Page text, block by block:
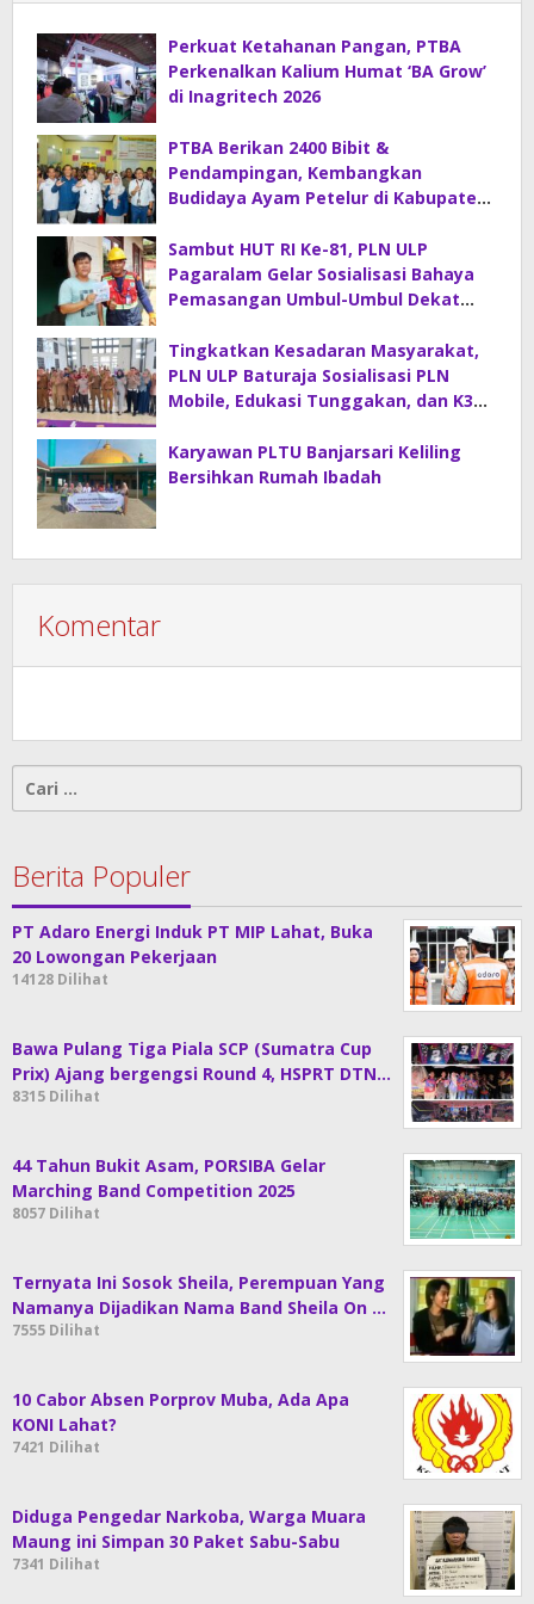
Perkuat Ketahanan Pangan, PTBA
Perkenalkan Kalium Humat ‘BA Grow’
di Inagritech 2026
PTBA Berikan 2400 Bibit &
Pendampingan, Kembangkan
Budidaya Ayam Petelur di Kabupaten
Sambut HUT RI Ke-81, PLN ULP
Pagaralam Gelar Sosialisasi Bahaya
Pemasangan Umbul-Umbul Dekat
Tingkatkan Kesadaran Masyarakat,
PLN ULP Baturaja Sosialisasi PLN
Mobile, Edukasi Tunggakan, dan K3
Karyawan PLTU Banjarsari Keliling
Bersihkan Rumah Ibadah
Komentar
untuk:
Berita Populer
PT Adaro Energi Induk PT MIP Lahat, Buka
20 Lowongan Pekerjaan
14128 Dilihat
Bawa Pulang Tiga Piala SCP (Sumatra Cup
Prix) Ajang bergengsi Round 4, HSPRT DTN…
8315 Dilihat
44 Tahun Bukit Asam, PORSIBA Gelar
Marching Band Competition 2025
8057 Dilihat
Ternyata Ini Sosok Sheila, Perempuan Yang
Namanya Dijadikan Nama Band Sheila On …
7555 Dilihat
10 Cabor Absen Porprov Muba, Ada Apa
KONI Lahat?
7421 Dilihat
Diduga Pengedar Narkoba, Warga Muara
Maung ini Simpan 30 Paket Sabu-Sabu
7341 Dilihat